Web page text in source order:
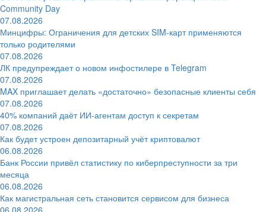
Community Day
07.08.2026
Минцифры: Ограничения для детских SIM-карт применяются
только родителями
07.08.2026
ЛК предупреждает о новом инфостилере в Telegram
07.08.2026
MAX приглашает делать «достаточно» безопасные клиенты себя
07.08.2026
40% компаний даёт ИИ‑агентам доступ к секретам
07.08.2026
Как будет устроен депозитарный учёт криптовалют
06.08.2026
Банк России привёл статистику по киберпреступности за три
месяца
06.08.2026
Как магистральная сеть становится сервисом для бизнеса